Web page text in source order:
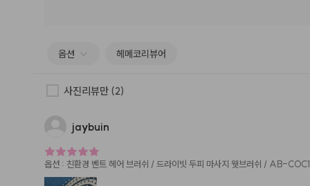
옵션 헤메코리뷰어
사진리뷰만 (2)
jaybuin
옵션 : 친환경 벤트 헤어 브러쉬 / 드라이빗 두피 마사지 웻브러쉬 / AB-